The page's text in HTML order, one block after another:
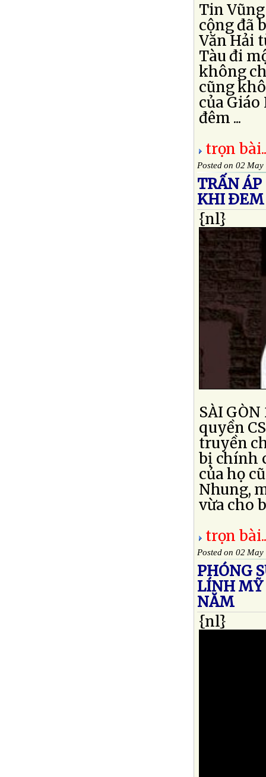
Tin
cộng đã
Văn Hải
Tàu đi
không
cũng
của
đêm ...
trọn
Posted on 02 May
TRẤN
KHI ÐEM
{nl}
SÀI
quyền
truyền
bị chính
của họ
Nhung,
vừa cho
trọn
Posted on 02 May
PHÓNG
LÍNH MỸ
NĂM
{nl}